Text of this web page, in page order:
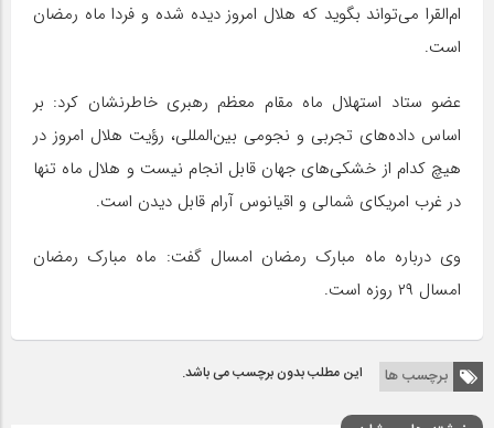
ام‌القرا می‌تواند بگوید که هلال امروز دیده شده و فردا ماه رمضان
است.
عضو ستاد استهلال ماه مقام معظم رهبری خاطرنشان کرد: بر
اساس داده‌های تجربی و نجومی بین‌المللی، رؤیت هلال امروز در
هیچ کدام از خشکی‌های جهان قابل انجام نیست و هلال ماه تنها
در غرب امریکای شمالی و اقیانوس آرام قابل دیدن است.
وی درباره ماه مبارک رمضان امسال گفت: ماه مبارک رمضان
امسال ۲۹ روزه است.
برچسب ها این مطلب بدون برچسب می باشد.